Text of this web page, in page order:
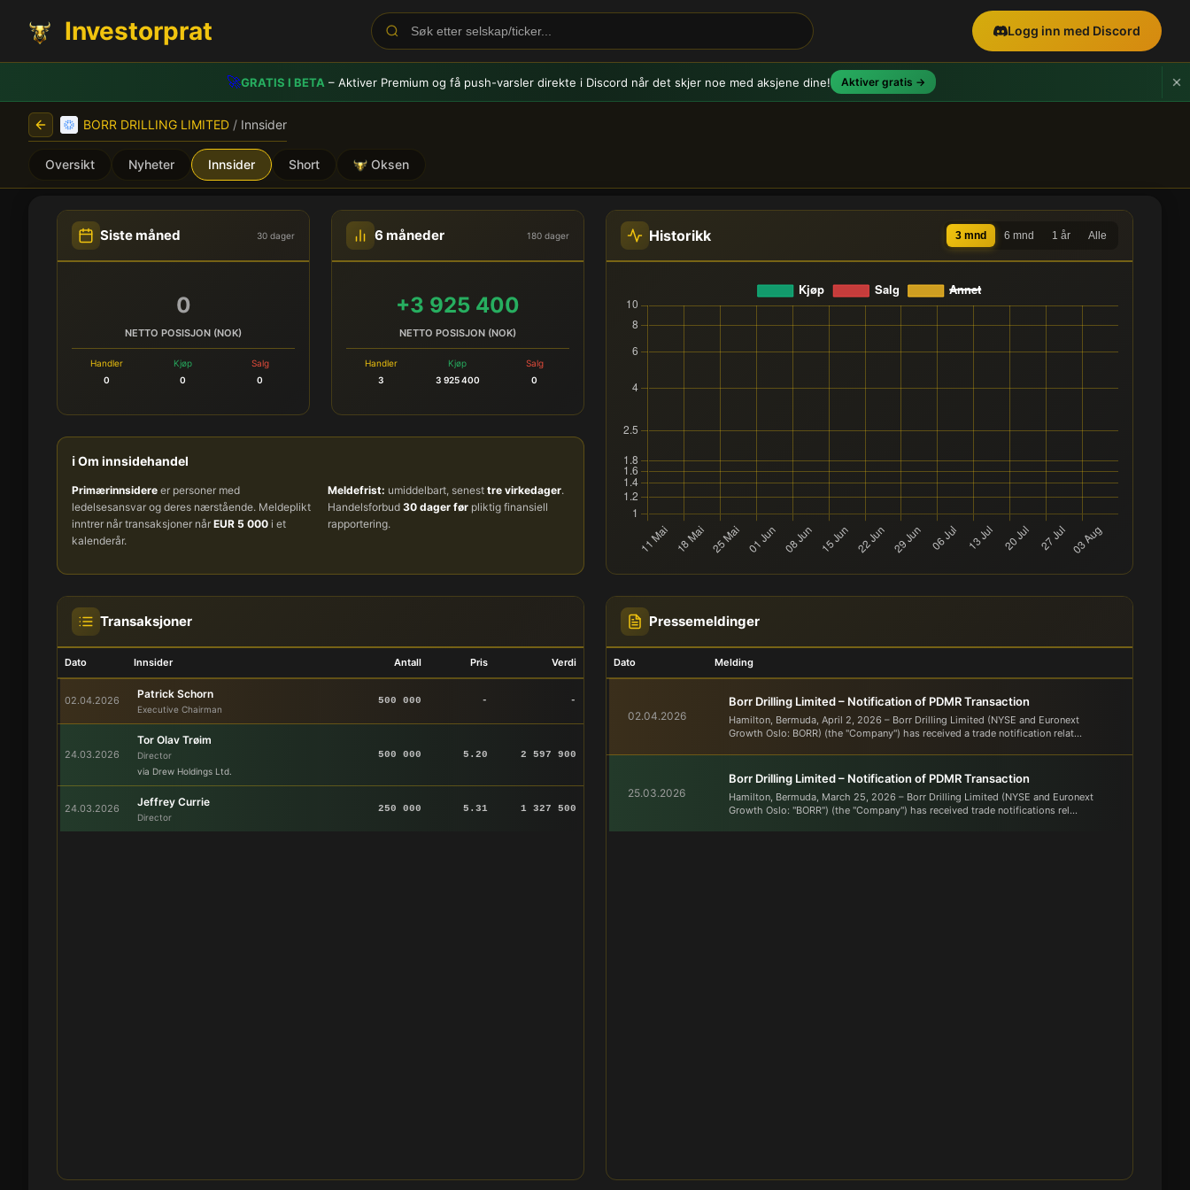
Investorprat Logg inn med Discord
🚀GRATIS I BETA – Aktiver Premium og få push-varslerdirekte i Discord når det skjer noe med aksjene dine! Aktiver gratis →
BORR DRILLING LIMITED / Innsider
Oversikt Nyheter Innsider Short Oksen
BORR DRILLING LIMITED (BORR) - Innsidehandel
Siste måned 30 dager
0
NETTO POSISJON (NOK)
Handler
0
Kjøp
0
Salg
0
6 måneder 180 dager
+3 925 400
NETTO POSISJON (NOK)
Handler
3
Kjøp
3 925 400
Salg
0
Historikk 3 mnd 6 mnd 1 år Alle
ℹ️ Om innsidehandel
Primærinnsidere er personer med
ledelsesansvar og deres nærstående. Meldeplikt
inntrer når transaksjoner når EUR 5 000 i et
kalenderår.
Meldefrist: umiddelbart, senest tre virkedager.
Handelsforbud 30 dager før pliktig finansiell
rapportering.
Transaksjoner
Dato Innsider Antall Pris Verdi
02.04.2026 Patrick Schorn
Executive Chairman
500 000 - -
24.03.2026
Tor Olav Trøim
Director
via Drew Holdings Ltd.
500 000 5.20 2 597 900
24.03.2026 Jeffrey Currie
Director
250 000 5.31 1 327 500
Pressemeldinger
Dato Melding
02.04.2026
Borr Drilling Limited – Notification of PDMR Transaction
Hamilton, Bermuda, April 2, 2026 – Borr Drilling Limited (NYSE and Euronext
Growth Oslo: BORR) (the "Company") has received a trade notification relat...
25.03.2026
Borr Drilling Limited – Notification of PDMR Transaction
Hamilton, Bermuda, March 25, 2026 – Borr Drilling Limited (NYSE and Euronext
Growth Oslo: "BORR") (the "Company") has received trade notifications rel...